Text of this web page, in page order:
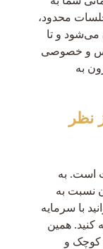
محدود،
می‌شود و تا
و خصوصی
به
نظر
است. به
نسبت به
با سرمایه
کنید. همین
کوچک و